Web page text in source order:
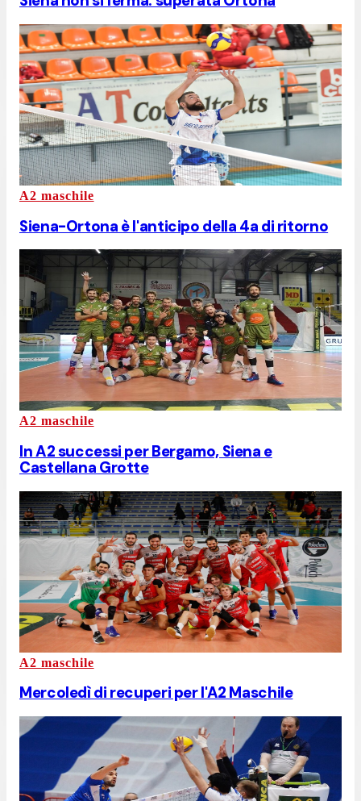
A2 maschile
Siena-Ortona è l'anticipo della 4a di ritorno
A2 maschile
In A2 successi per Bergamo, Siena e
Castellana Grotte
A2 maschile
Mercoledì di recuperi per l'A2 Maschile